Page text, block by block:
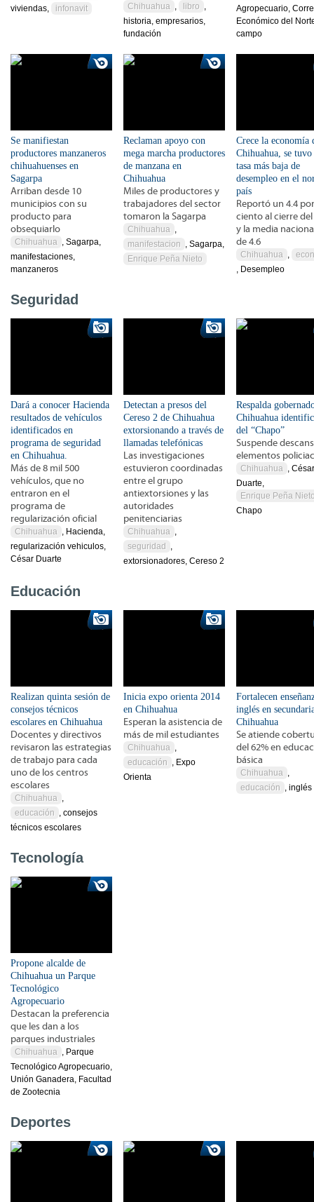
viviendas,
infonavit Chihuahua , libro ,
historia, empresarios,
fundación
Agropecuario,
Económico del
campo
Se manifiestan
productores manzaneros
chihuahuenses en
Sagarpa
Arriban desde 10
municipios con su
producto para
obsequiarlo
Chihuahua , Sagarpa,
manifestaciones,
manzaneros
Reclaman apoyo con
mega marcha productores
de manzana en
Chihuahua
Miles de productores y
trabajadores del sector
tomaron la Sagarpa
Chihuahua ,
manifestacion , Sagarpa,
Enrique Peña Nieto
Crece la economía
Chihuahua, se
tasa más baja de
desempleo en el
país
Reportó un 4.4 por
ciento al cierre del
y la media
de 4.6
Chihuahua ,
, Desempleo
Seguridad
Dará a conocer Hacienda
resultados de vehículos
identificados en
programa de seguridad
en Chihuahua.
Más de 8 mil 500
vehículos, que no
entraron en el
programa de
regularización oficial
Chihuahua , Hacienda,
regularización vehiculos,
César Duarte
Detectan a presos del
Cereso 2 de Chihuahua
extorsionando a través de
llamadas telefónicas
Las investigaciones
estuvieron coordinadas
entre el grupo
antiextorsiones y las
autoridades
penitenciarias
Chihuahua ,
seguridad
,
extorsionadores, Cereso 2
Respalda
Chihuahua
del “Chapo”
Suspende
elementos
Chihuahua , César
Duarte,
Enrique Peña
Chapo
Educación
Realizan quinta sesión de
consejos técnicos
escolares en Chihuahua
Docentes y directivos
revisaron las estrategias
de trabajo para cada
uno de los centros
escolares
Chihuahua ,
educación , consejos
técnicos escolares
Inicia expo orienta 2014
en Chihuahua
Esperan la asistencia de
más de mil estudiantes
Chihuahua ,
educación , Expo
Orienta
Fortalecen
inglés en
Chihuahua
Se atiende
del 62% en
básica
Chihuahua ,
educación , inglés
Tecnología
Propone alcalde de
Chihuahua un Parque
Tecnológico
Agropecuario
Destacan la preferencia
que les dan a los
parques industriales
Chihuahua , Parque
Tecnológico Agropecuario,
Unión Ganadera, Facultad
de Zootecnia
Deportes